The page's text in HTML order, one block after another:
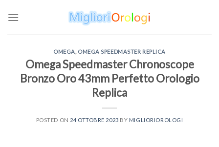
OMEGA, OMEGA SPEEDMASTER REPLICA
Omega Speedmaster Chronoscope
Bronzo Oro 43mm Perfetto Orologio
Replica
POSTED ON 24 OTTOBRE 2023 BY MIGLIORIOROLOGI